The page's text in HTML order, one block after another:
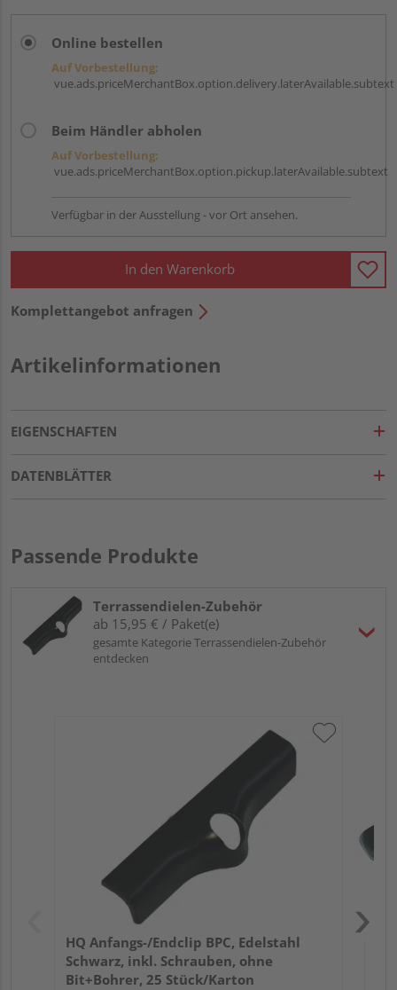
Online bestellen
Auf Vorbestellung:
vue.ads.priceMerchantBox.option.delivery.laterAvailable.subtext
Beim Händler abholen
Auf Vorbestellung:
vue.ads.priceMerchantBox.option.pickup.laterAvailable.subtext
Verfügbar in der Ausstellung - vor Ort ansehen.
In den Warenkorb
Komplettangebot anfragen
Artikelinformationen
EIGENSCHAFTEN
DATENBLÄTTER
Passende Produkte
Terrassendielen-Zubehör
ab 15,95 € / Paket(e)
gesamte Kategorie Terrassendielen-Zubehör
entdecken
HQ Anfangs-/Endclip BPC, Edelstahl
Schwarz, inkl. Schrauben, ohne
Bit+Bohrer, 25 Stück/Karton